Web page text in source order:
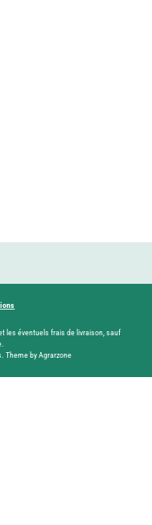
les éventuels frais de livraison, sauf
Theme by Agrarzone